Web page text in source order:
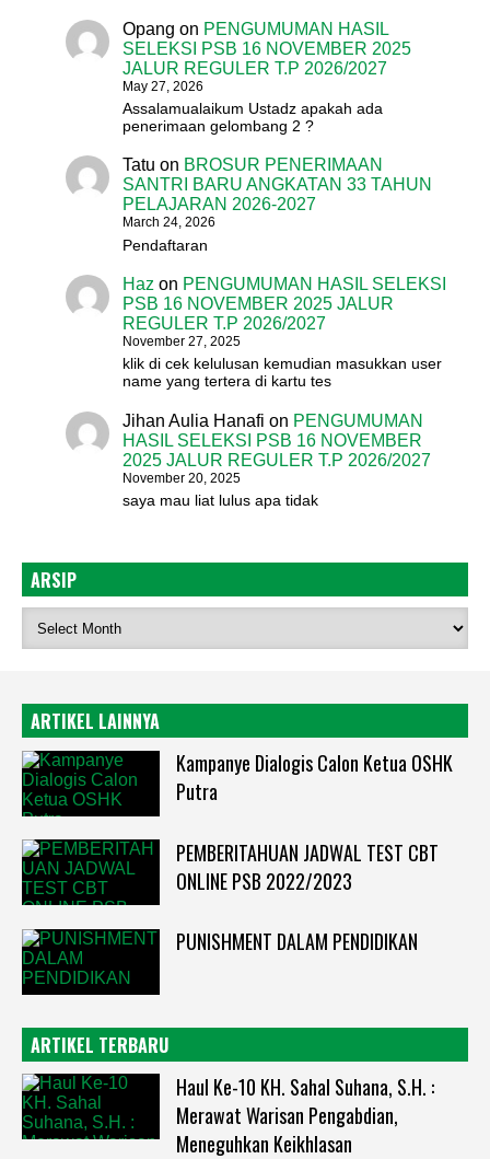
Opang on PENGUMUMAN HASIL
SELEKSI PSB 16 NOVEMBER 2025
JALUR REGULER T.P 2026/2027
May 27, 2026
Assalamualaikum Ustadz apakah ada
penerimaan gelombang 2 ?
Tatu on BROSUR PENERIMAAN
SANTRI BARU ANGKATAN 33 TAHUN
PELAJARAN 2026-2027
March 24, 2026
Pendaftaran
Haz on PENGUMUMAN HASIL SELEKSI
PSB 16 NOVEMBER 2025 JALUR
REGULER T.P 2026/2027
November 27, 2025
klik di cek kelulusan kemudian masukkan user
name yang tertera di kartu tes
Jihan Aulia Hanafi on PENGUMUMAN
HASIL SELEKSI PSB 16 NOVEMBER
2025 JALUR REGULER T.P 2026/2027
November 20, 2025
saya mau liat lulus apa tidak
ARSIP
ARTIKEL LAINNYA
Kampanye Dialogis Calon Ketua OSHK
Putra
PEMBERITAHUAN JADWAL TEST CBT
ONLINE PSB 2022/2023
PUNISHMENT DALAM PENDIDIKAN
ARTIKEL TERBARU
Haul Ke-10 KH. Sahal Suhana, S.H. :
Merawat Warisan Pengabdian,
Meneguhkan Keikhlasan